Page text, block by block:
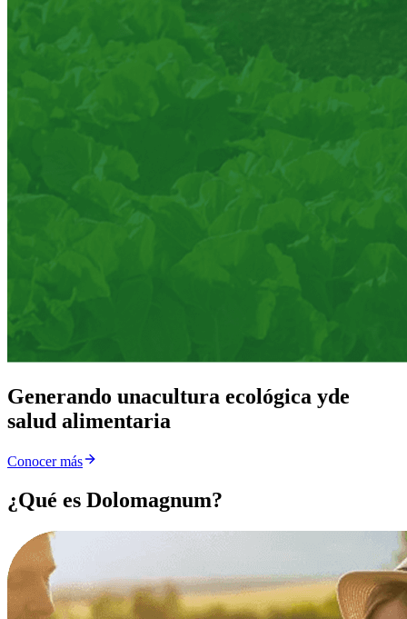
Generando unacultura ecológica yde
salud alimentaria
Conocer más
¿Qué es Dolomagnum?